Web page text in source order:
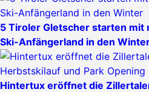
5 Tiroler Gletscher starten mit
Ski-Anfängerland in den
Hintertux eröffnet die